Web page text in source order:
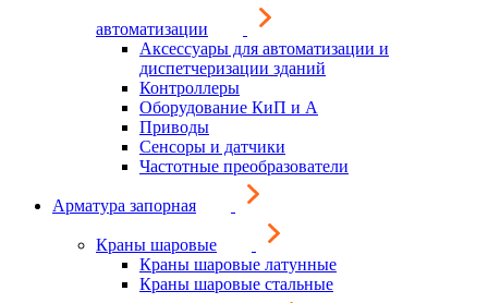
автоматизации
Аксессуары для автоматизации и
диспетчеризации зданий
Контроллеры
Оборудование КиП и А
Приводы
Сенсоры и датчики
Частотные преобразователи
Арматура запорная
Краны шаровые
Краны шаровые латунные
Краны шаровые стальные